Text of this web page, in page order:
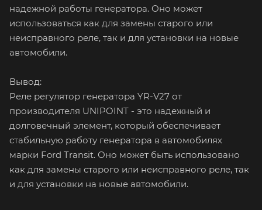
надежной работы генератора. Оно может
использоваться как для замены старого или
неисправного реле, так и для установки на новые
автомобили.
Вывод:
Реле регулятор генератора YR-V27 от
производителя UNIPOINT - это надежный и
долговечный элемент, который обеспечивает
стабильную работу генератора в автомобилях
марки Ford Transit. Оно может быть использовано
как для замены старого или неисправного реле, так
и для установки на новые автомобили.